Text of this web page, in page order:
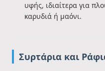
υφής, ιδιαίτερα για
καρυδιά ή μαόνι.
Συρτάρια και